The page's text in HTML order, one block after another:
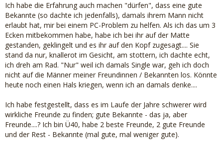
Ich habe die Erfahrung auch machen "dürfen", dass eine gute
Bekannte (so dachte ich jedenfalls), damals ihrem Mann nicht
erlaubt hat, mir bei einem PC-Problem zu helfen. Als ich das um 3
Ecken mitbekommen habe, habe ich bei ihr auf der Matte
gestanden, geklingelt und es ihr auf den Kopf zugesagt.... Sie
stand da nur, knallerot im Gesicht, am stottern, ich dachte echt,
ich dreh am Rad. "Nur" weil ich damals Single war, geh ich doch
nicht auf die Männer meiner Freundinnen / Bekannten los. Könnte
heute noch einen Hals kriegen, wenn ich an damals denke....
Ich habe festgestellt, dass es im Laufe der Jahre schwerer wird
wirkliche Freunde zu finden; gute Bekannte - das ja, aber
Freunde....? Ich bin Ü40, habe 2 beste Freunde, 2 gute Freunde
und der Rest - Bekannte (mal gute, mal weniger gute).